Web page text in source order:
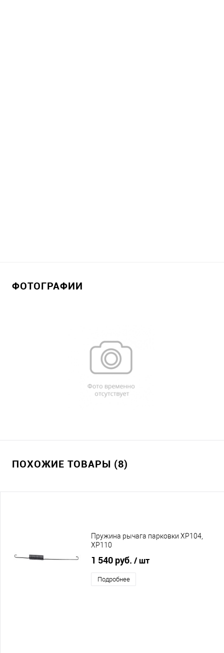
ФОТОГРАФИИ
ПОХОЖИЕ ТОВАРЫ (8)
Пружина рычага парковки XP104,
XP110
1 540 руб. / шт
Подробнее